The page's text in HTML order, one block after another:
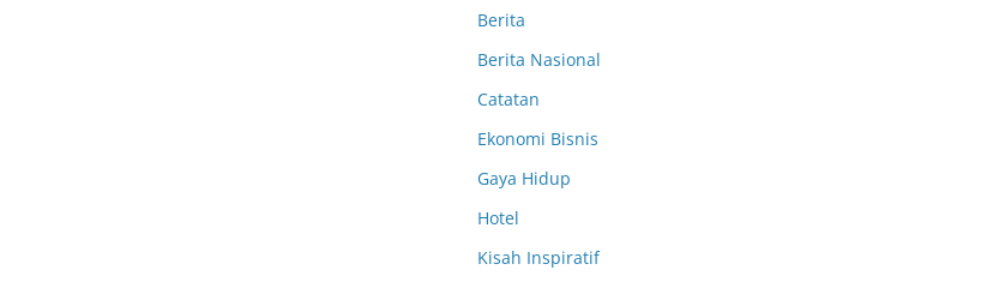
Berita
Berita Nasional
Catatan
Ekonomi Bisnis
Gaya Hidup
Hotel
Kisah Inspiratif